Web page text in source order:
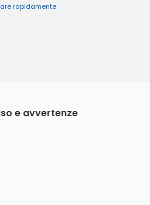
rapidamente
e avvertenze